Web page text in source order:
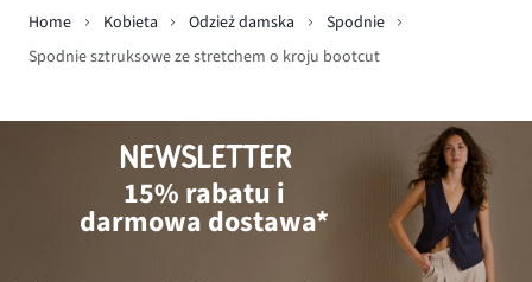
Home Kobieta Odzież damska
Spodnie
Spodnie sztruksowe ze stretchem o kroju bootcut
NEWSLETTER
15% rabatu i
darmowa dostawa*